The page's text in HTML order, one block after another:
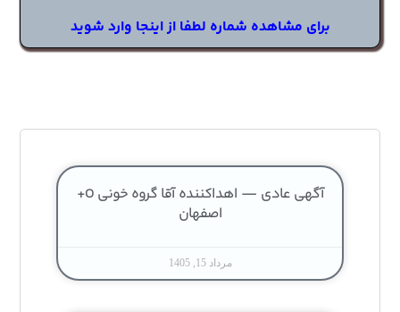
برای مشاهده شماره لطفا از اینجا وارد شوید
آگهی عادی — اهداکننده آقا گروه خونی O+
اصفهان
مرداد 15, 1405